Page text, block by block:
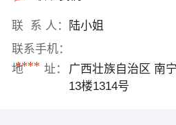
联 系 人：
陆小姐
联系手机：
****
地 址：
广西壮族自治区 南
13楼1314号